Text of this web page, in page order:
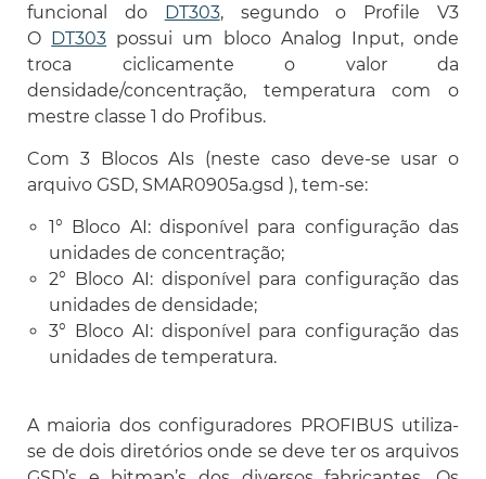
funcional do DT303, segundo o Profile V3
O DT303 possui um bloco Analog Input, onde
troca ciclicamente o valor da
densidade/concentração, temperatura com o
mestre classe 1 do Profibus.
Com 3 Blocos AIs (neste caso deve-se usar o
arquivo GSD, SMAR0905a.gsd ), tem-se:
1° Bloco AI: disponível para configuração das
unidades de concentração;
2° Bloco AI: disponível para configuração das
unidades de densidade;
3° Bloco AI: disponível para configuração das
unidades de temperatura.
A maioria dos configuradores PROFIBUS utiliza-
se de dois diretórios onde se deve ter os arquivos